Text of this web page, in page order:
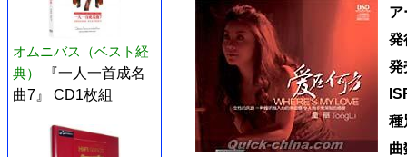
オムニバス（ベスト経
典）
『一人一首成名
曲7』 CD1枚組
ア
発
発
種
曲